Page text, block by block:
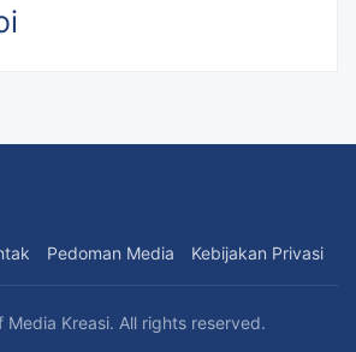
Pedoman Media Kebijakan Privasi
Kreasi. All rights reserved.